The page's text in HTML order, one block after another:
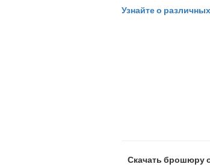
Узнайте о
Скачать брошюру